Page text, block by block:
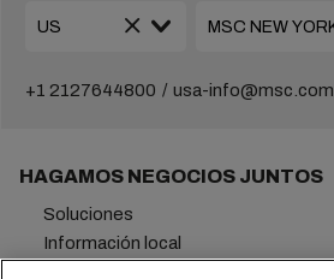
+1 2127644800 usa-info@msc.com
HAGAMOS NEGOCIOS JUNTOS
Soluciones
Información local